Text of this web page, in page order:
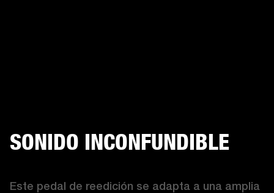
SONIDO INCONFUNDIBLE
Este pedal de reedición se adapta a una amplia